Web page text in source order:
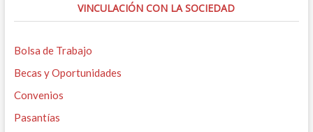
VINCULACIÓN CON LA SOCIEDAD
Bolsa de Trabajo
Becas y Oportunidades
Convenios
Pasantías